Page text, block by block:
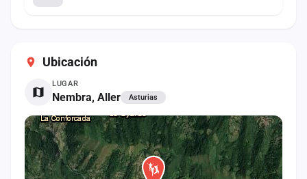
Ubicación
LUGAR
Nembra, Aller Asturias